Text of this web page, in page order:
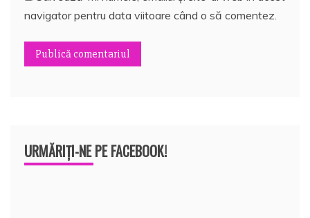
navigator pentru data viitoare când o să comentez.
URMĂRIȚI-NE PE FACEBOOK!